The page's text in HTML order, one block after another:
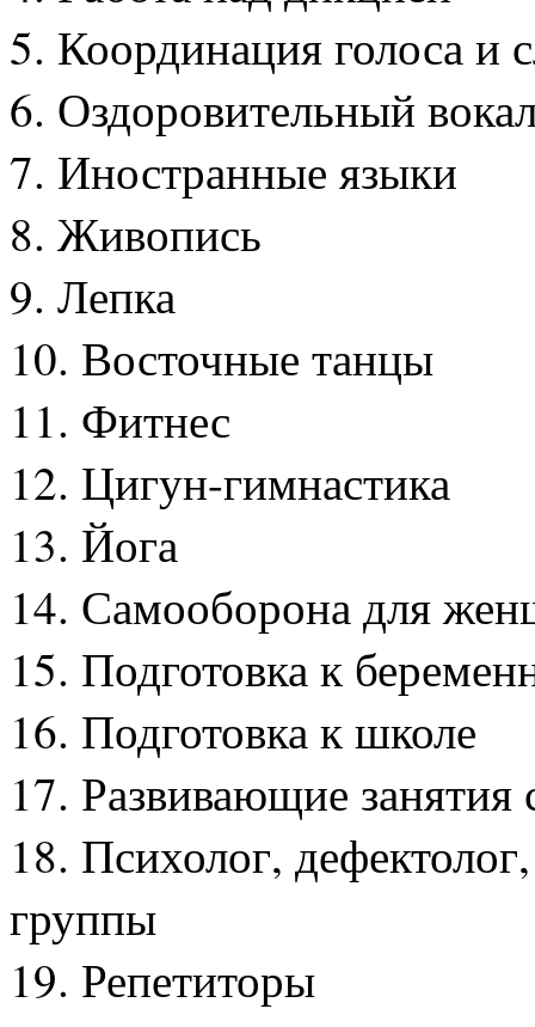
5. Координация голоса и
6. Оздоровительный
7. Иностранные языки
8. Живопись
9. Лепка
10. Восточные танцы
11. Фитнес
12. Цигун-гимнастика
13. Йога
14. Самооборона для
15. Подготовка к
16. Подготовка к школе
17. Развивающие занятия
18. Психолог,
группы
19. Репетиторы